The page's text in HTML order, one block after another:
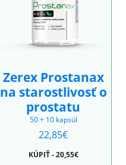
Zerex Prostanax
na starostlivosť o
prostatu
50 + 10 kapsúl
22,85€
KÚPIŤ - 20,55€